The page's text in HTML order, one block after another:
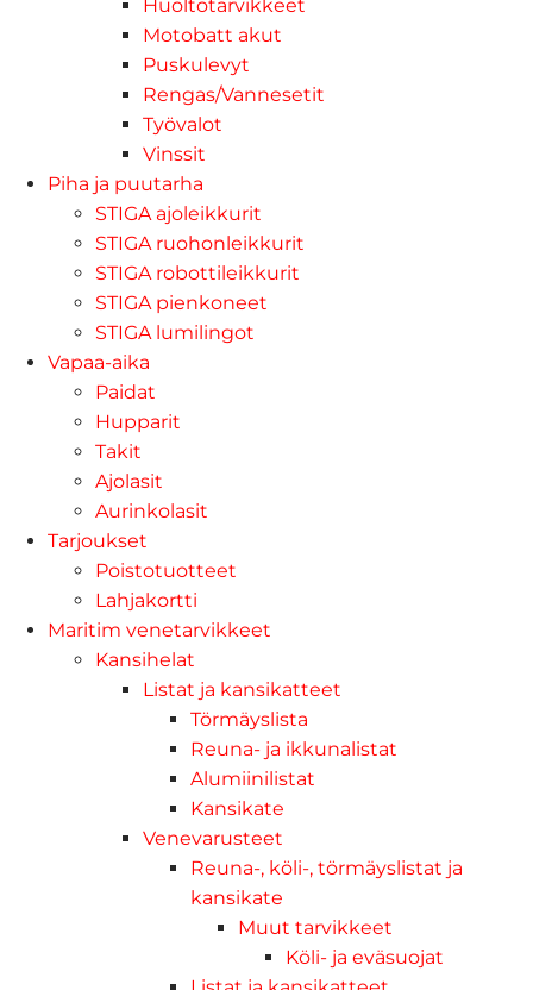
Huoltotarvikkeet
Motobatt akut
Puskulevyt
Rengas/Vannesetit
Työvalot
Vinssit
Piha ja puutarha
STIGA ajoleikkurit
STIGA ruohonleikkurit
STIGA robottileikkurit
STIGA pienkoneet
STIGA lumilingot
Vapaa-aika
Paidat
Hupparit
Takit
Ajolasit
Aurinkolasit
Tarjoukset
Poistotuotteet
Lahjakortti
Maritim venetarvikkeet
Kansihelat
Listat ja kansikatteet
Törmäyslista
Reuna- ja ikkunalistat
Alumiinilistat
Kansikate
Venevarusteet
Reuna-, köli-, törmäyslistat ja
kansikate
Muut tarvikkeet
Köli- ja eväsuojat